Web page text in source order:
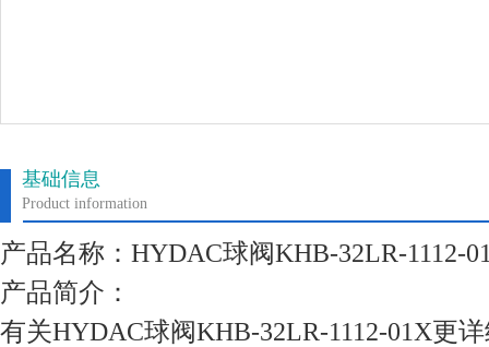
基础信息
Product information
产品名称：HYDAC球阀KHB-32LR-1112-
产品简介：
有关HYDAC球阀KHB-32LR-1112-01X更